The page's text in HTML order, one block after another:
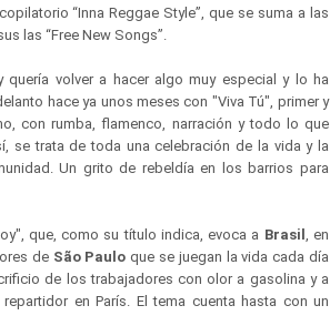
“Inna Reggae Style”, que se suma a las
las “Free New Songs”.
quería volver a hacer algo muy especial y lo ha
hace ya unos meses con "Viva Tú", primer y
con rumba, flamenco, narración y todo lo que
se trata de toda una celebración de la vida y la
Un grito de rebeldía en los barrios para
que, como su título indica, evoca a Brasil , en
de São Paulo que se juegan la vida cada día
de los trabajadores con olor a gasolina y a
en París. El tema cuenta hasta con un